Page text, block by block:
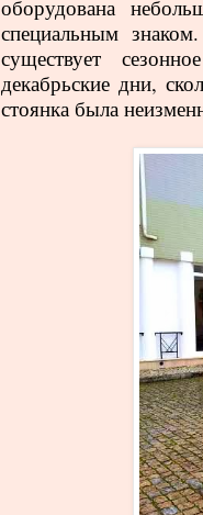
оборудована
специальным
существует
декабрьские дни,
стоянка была